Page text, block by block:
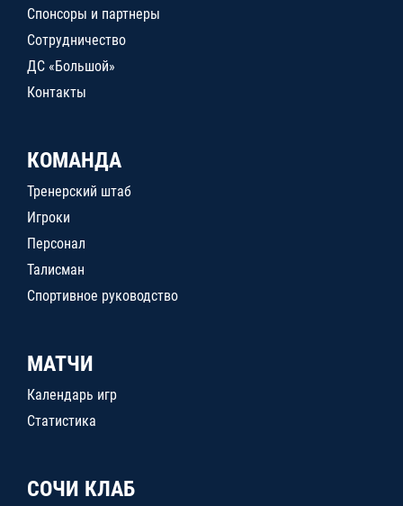
Спонсоры и партнеры
Сотрудничество
ДС «Большой»
Контакты
КОМАНДА
Тренерский штаб
Игроки
Персонал
Талисман
Спортивное руководство
МАТЧИ
Календарь игр
Статистика
СОЧИ КЛАБ